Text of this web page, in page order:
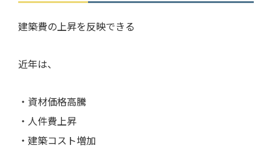
建築費の上昇を反映できる
近年は、
・資材価格高騰
・人件費上昇
・建築コスト増加